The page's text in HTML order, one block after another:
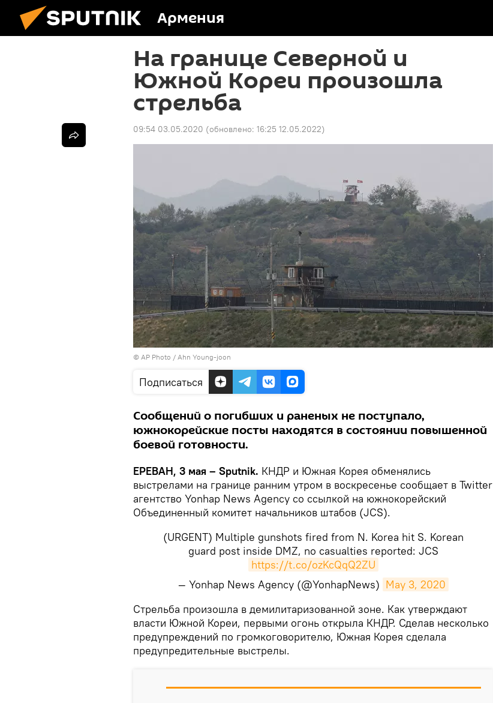
Армения
На границе Северной и
Южной Кореи произошла
стрельба
09:54 03.05.2020 (обновлено: 16:25 12.05.2022)
© AP Photo / Ahn Young-joon
Подписаться
Сообщений о погибших и раненых не поступало,
южнокорейские посты находятся в состоянии повышенной
боевой готовности.
ЕРЕВАН, 3 мая – Sputnik. КНДР и Южная Корея обменялись
выстрелами на границе ранним утром в воскресенье сообщает в Twitter
агентство Yonhap News Agency со ссылкой на южнокорейский
Объединенный комитет начальников штабов (JCS).
(URGENT) Multiple gunshots fired from N. Korea hit S. Korean
guard post inside DMZ, no casualties reported: JCS
https://t.co/ozKcQqQ2ZU
— Yonhap News Agency (@YonhapNews) May 3, 2020
Стрельба произошла в демилитаризованной зоне. Как утверждают
власти Южной Кореи, первыми огонь открылa КНДР. Сделав несколько
предупреждений по громкоговорителю, Южная Корея сделала
предупредительные выстрелы.